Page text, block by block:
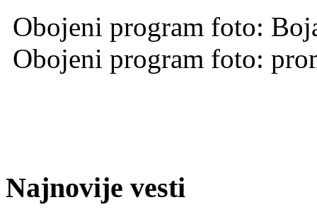
Obojeni program foto:
Obojeni program foto:
Najnovije vesti